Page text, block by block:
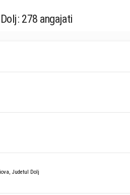
278 angajati
Judetul Dolj